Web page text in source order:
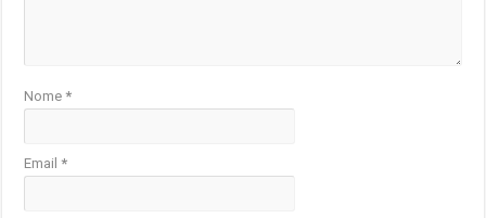
Nome*
Email*